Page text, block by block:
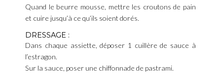
Quand le beurre mousse, mettre les croutons de pain
et cuire jusqu’à ce qu’ils soient dorés.
DRESSAGE :
Dans chaque assiette, déposer 1 cuillère de sauce à
l’estragon.
Sur la sauce, poser une chiffonnade de pastrami.